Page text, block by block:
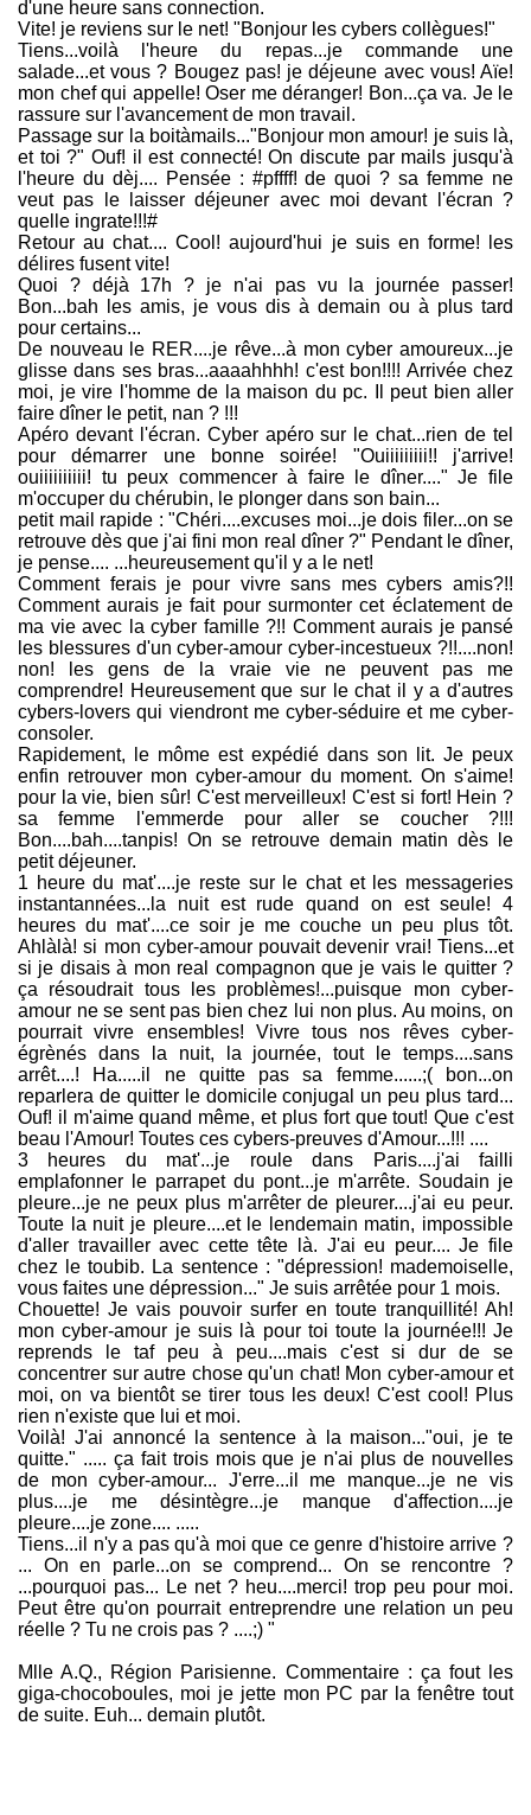
d'une heure sans connection.
Vite! je reviens sur le net! "Bonjour les cybers collègues!"
Tiens...voilà l'heure du repas...je commande une
salade...et vous ? Bougez pas! je déjeune avec vous! Aïe!
mon chef qui appelle! Oser me déranger! Bon...ça va. Je le
rassure sur l'avancement de mon travail.
Passage sur la boitàmails..."Bonjour mon amour! je suis là,
et toi ?" Ouf! il est connecté! On discute par mails jusqu'à
l'heure du dèj.... Pensée : #pffff! de quoi ? sa femme ne
veut pas le laisser déjeuner avec moi devant l'écran ?
quelle ingrate!!!#
Retour au chat.... Cool! aujourd'hui je suis en forme! les
délires fusent vite!
Quoi ? déjà 17h ? je n'ai pas vu la journée passer!
Bon...bah les amis, je vous dis à demain ou à plus tard
pour certains...
De nouveau le RER....je rêve...à mon cyber amoureux...je
glisse dans ses bras...aaaahhhh! c'est bon!!!! Arrivée chez
moi, je vire l'homme de la maison du pc. Il peut bien aller
faire dîner le petit, nan ? !!!
Apéro devant l'écran. Cyber apéro sur le chat...rien de tel
pour démarrer une bonne soirée! "Ouiiiiiiiii!! j'arrive!
ouiiiiiiiiii! tu peux commencer à faire le dîner...." Je file
m'occuper du chérubin, le plonger dans son bain...
petit mail rapide : "Chéri....excuses moi...je dois filer...on se
retrouve dès que j'ai fini mon real dîner ?" Pendant le dîner,
je pense.... ...heureusement qu'il y a le net!
Comment ferais je pour vivre sans mes cybers amis?!!
Comment aurais je fait pour surmonter cet éclatement de
ma vie avec la cyber famille ?!! Comment aurais je pansé
les blessures d'un cyber-amour cyber-incestueux ?!!....non!
non! les gens de la vraie vie ne peuvent pas me
comprendre! Heureusement que sur le chat il y a d'autres
cybers-lovers qui viendront me cyber-séduire et me cyber-
consoler.
Rapidement, le môme est expédié dans son lit. Je peux
enfin retrouver mon cyber-amour du moment. On s'aime!
pour la vie, bien sûr! C'est merveilleux! C'est si fort! Hein ?
sa femme l'emmerde pour aller se coucher ?!!!
Bon....bah....tanpis! On se retrouve demain matin dès le
petit déjeuner.
1 heure du mat'....je reste sur le chat et les messageries
instantannées...la nuit est rude quand on est seule! 4
heures du mat'....ce soir je me couche un peu plus tôt.
Ahlàlà! si mon cyber-amour pouvait devenir vrai! Tiens...et
si je disais à mon real compagnon que je vais le quitter ?
ça résoudrait tous les problèmes!...puisque mon cyber-
amour ne se sent pas bien chez lui non plus. Au moins, on
pourrait vivre ensembles! Vivre tous nos rêves cyber-
égrènés dans la nuit, la journée, tout le temps....sans
arrêt....! Ha.....il ne quitte pas sa femme......;( bon...on
reparlera de quitter le domicile conjugal un peu plus tard...
Ouf! il m'aime quand même, et plus fort que tout! Que c'est
beau l'Amour! Toutes ces cybers-preuves d'Amour...!!! ....
3 heures du mat'...je roule dans Paris....j'ai failli
emplafonner le parrapet du pont...je m'arrête. Soudain je
pleure...je ne peux plus m'arrêter de pleurer....j'ai eu peur.
Toute la nuit je pleure....et le lendemain matin, impossible
d'aller travailler avec cette tête là. J'ai eu peur.... Je file
chez le toubib. La sentence : "dépression! mademoiselle,
vous faites une dépression..." Je suis arrêtée pour 1 mois.
Chouette! Je vais pouvoir surfer en toute tranquillité! Ah!
mon cyber-amour je suis là pour toi toute la journée!!! Je
reprends le taf peu à peu....mais c'est si dur de se
concentrer sur autre chose qu'un chat! Mon cyber-amour et
moi, on va bientôt se tirer tous les deux! C'est cool! Plus
rien n'existe que lui et moi.
Voilà! J'ai annoncé la sentence à la maison..."oui, je te
quitte." ..... ça fait trois mois que je n'ai plus de nouvelles
de mon cyber-amour... J'erre...il me manque...je ne vis
plus....je me désintègre...je manque d'affection....je
pleure....je zone.... .....
Tiens...il n'y a pas qu'à moi que ce genre d'histoire arrive ?
... On en parle...on se comprend... On se rencontre ?
...pourquoi pas... Le net ? heu....merci! trop peu pour moi.
Peut être qu'on pourrait entreprendre une relation un peu
réelle ? Tu ne crois pas ? ....;) "
Mlle A.Q., Région Parisienne. Commentaire : ça fout les
giga-chocoboules, moi je jette mon PC par la fenêtre tout
de suite. Euh... demain plutôt.